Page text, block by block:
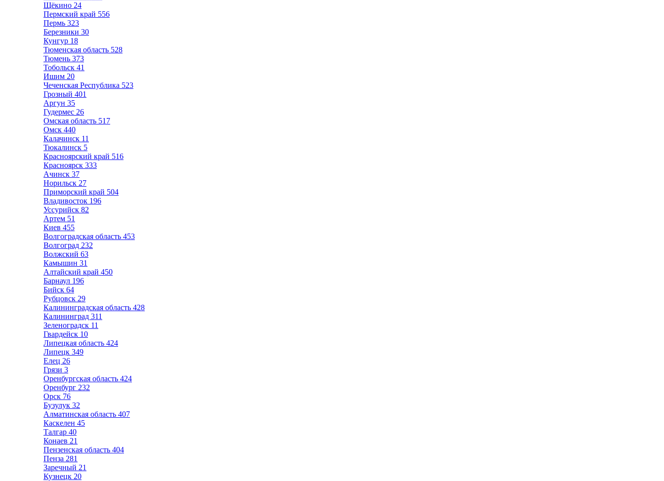
Щёкино 24
Пермский край 556
Пермь 323
Березники 30
Кунгур 18
Тюменская область 528
Тюмень 373
Тобольск 41
Ишим 20
Чеченская Республика 523
Грозный 401
Аргун 35
Гудермес 26
Омская область 517
Омск 440
Калачинск 11
Тюкалинск 5
Красноярский край 516
Красноярск 333
Ачинск 37
Норильск 27
Приморский край 504
Владивосток 196
Уссурийск 82
Артем 51
Киев 455
Волгоградская область 453
Волгоград 232
Волжский 63
Камышин 31
Алтайский край 450
Барнаул 196
Бийск 64
Рубцовск 29
Калининградская область 428
Калининград 311
Зеленоградск 11
Гвардейск 10
Липецкая область 424
Липецк 349
Елец 26
Грязи 3
Оренбургская область 424
Оренбург 232
Орск 76
Бузулук 32
Алматинская область 407
Каскелен 45
Талгар 40
Конаев 21
Пензенская область 404
Пенза 281
Заречный 21
Кузнецк 20